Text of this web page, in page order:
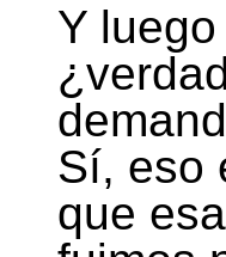
Y
Sí, eso
que